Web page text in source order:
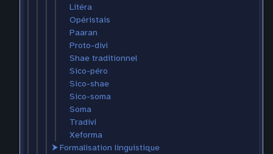
Litéra
Opéristais
Paaran
Proto-divi
Shae traditionnel
Sico-péro
Sico-shae
Sico-soma
Soma
Tradivi
Xeforma
⮞Formalisation linguistique